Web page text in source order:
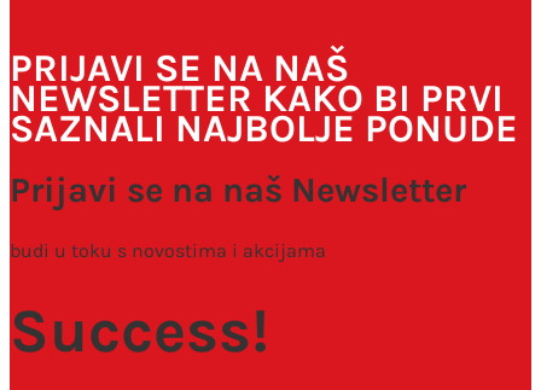
PRIJAVI SE NA NAŠ
NEWSLETTER KAKO BI PRVI
SAZNALI NAJBOLJE PONUDE
Prijavi se na naš Newsletter
budi u toku s novostima i akcijama
Success!